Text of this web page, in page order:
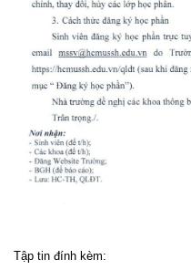
Tập tin đính kèm: